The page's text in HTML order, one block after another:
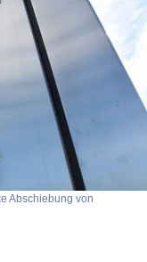
Abschiebung von